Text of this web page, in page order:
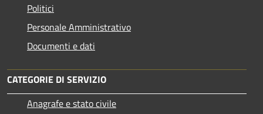
Politici
Personale Amministrativo
Documenti e dati
CATEGORIE DI SERVIZIO
Anagrafe e stato civile